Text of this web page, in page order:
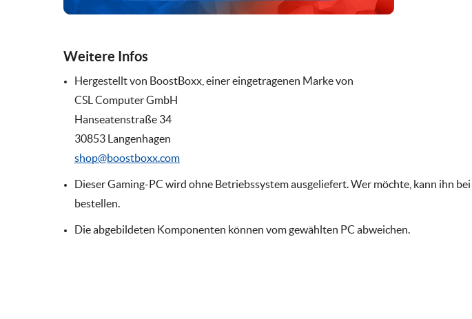
Weitere Infos
Hergestellt von BoostBoxx, einer eingetragenen Marke von
CSL Computer GmbH
Hanseatenstraße 34
30853 Langenhagen
shop@boostboxx.com
Dieser Gaming-PC wird ohne Betriebssystem ausgeliefert. Wer möchte, kann ihn
bestellen.
Die abgebildeten Komponenten können vom gewählten PC abweichen.